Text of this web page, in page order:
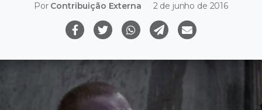
Por Contribuição Externa 2 de junho de 2016